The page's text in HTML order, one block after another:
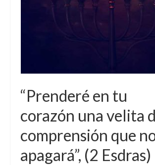
“Prenderé en tu
corazón una velita
comprensión que
apagará”, (2 Esdras)